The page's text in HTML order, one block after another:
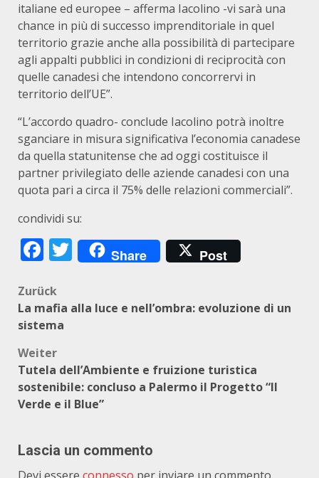
italiane ed europee – afferma Iacolino -vi sarà una
chance in più di successo imprenditoriale in quel
territorio grazie anche alla possibilità di partecipare
agli appalti pubblici in condizioni di reciprocità con
quelle canadesi che intendono concorrervi in
territorio dell’UE”.
“L’accordo quadro- conclude Iacolino potrà inoltre
sganciare in misura significativa l’economia canadese
da quella statunitense che ad oggi costituisce il
partner privilegiato delle aziende canadesi con una
quota pari a circa il 75% delle relazioni commerciali”.
condividi su:
Facebook
Twitter
Share Post
Beitragsnavigation
Zurück
La mafia alla luce e nell’ombra: evoluzione di un
sistema
Weiter
Tutela dell’Ambiente e fruizione turistica
sostenibile: concluso a Palermo il Progetto “Il
Verde e il Blue”
Lascia un commento